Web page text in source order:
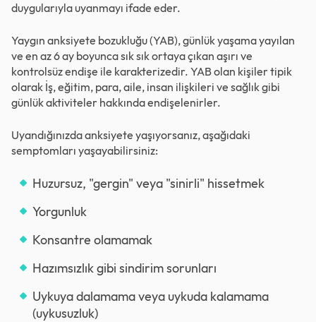
duygularıyla uyanmayı ifade eder.
Yaygın anksiyete bozukluğu (YAB), günlük yaşama yayılan
ve en az 6 ay boyunca sık sık ortaya çıkan aşırı ve
kontrolsüz endişe ile karakterizedir. YAB olan kişiler tipik
olarak İş, eğitim, para, aile, insan ilişkileri ve sağlık gibi
günlük aktiviteler hakkında endişelenirler.
Uyandığınızda anksiyete yaşıyorsanız, aşağıdaki
semptomları yaşayabilirsiniz:
Huzursuz, "gergin" veya "sinirli" hissetmek
Yorgunluk
Konsantre olamamak
Hazımsızlık gibi sindirim sorunları
Uykuya dalamama veya uykuda kalamama
(uykusuzluk)